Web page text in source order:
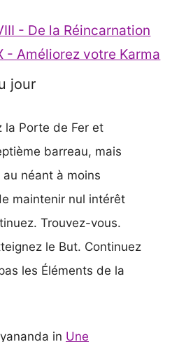
- De la Réincarnation
- Améliorez votre Karma
jour
la Porte de Fer et
barreau, mais
néant à moins
maintenir nul intérêt
Trouvez-vous.
le But. Continuez
les Éléments de la
in Une